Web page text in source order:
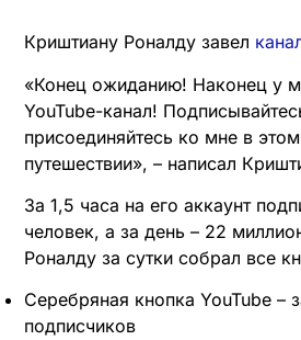
Криштиану Роналду завел
«Конец ожиданию! Наконец у
YouTube-канал!
присоединяйтесь ко мне в
путешествии», – написал
За 1,5 часа на его аккаунт
человек, а за день – 22
Роналду за сутки собрал все
Серебряная кнопка YouTube –
подписчиков